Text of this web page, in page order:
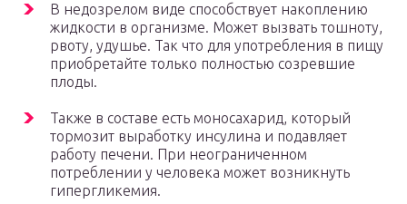
В недозрелом виде способствует накоплению
жидкости в организме. Может вызвать тошноту,
рвоту, удушье. Так что для употребления в пищу
приобретайте только полностью созревшие
плоды.
Также в составе есть моносахарид, который
тормозит выработку инсулина и подавляет
работу печени. При неограниченном
потреблении у человека может возникнуть
гипергликемия.